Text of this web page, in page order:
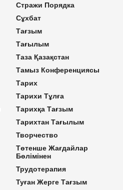
Стражи Порядка
Сұхбат
Тағзым
Тағылым
Таза Қазақстан
Тамыз Конференциясы
Тарих
Тарихи Тұлға
Тарихқа Тағзым
Тарихтан Тағылым
Творчество
Төтенше Жағдайлар
Бөлімінен
Трудотерапия
Туған Жерге Тағзым